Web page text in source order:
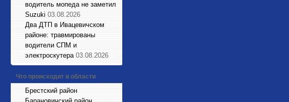
водитель мопеда не заметил
Suzuki 03.08.2026
Два ДТП в Ивацевичском
районе: травмированы
водители СПМ и
электроскутера 03.08.2026
Что происходит в области
Брестский район